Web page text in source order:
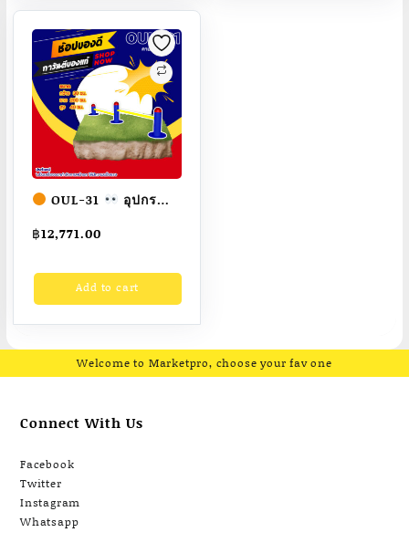
Fofansendai
ทำสี
สวย
สั่งทำ 7-15 วัน
OUL-31
อุปกรณ์
กำลังกายกลางแจ้ง
30x200x40cm.
฿12,771.00
Add to cart
Welcome to Marketpro, choose your fav one
Connect With Us
Facebook
Twitter
Instagram
Whatsapp